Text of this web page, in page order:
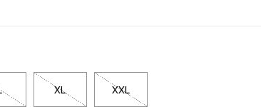
XL XXL